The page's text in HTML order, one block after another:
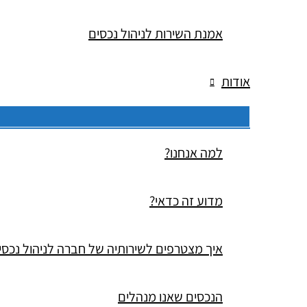
אמנת השירות לניהול נכסים
אודות
למה אנחנו?
מדוע זה כדאי?
איך מצטרפים לשירותיה של חברה לניהול
הנכסים שאנו מנהלים